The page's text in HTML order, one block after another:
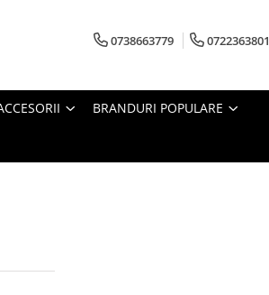
0738663779 0722363801
BRANDURI POPULARE